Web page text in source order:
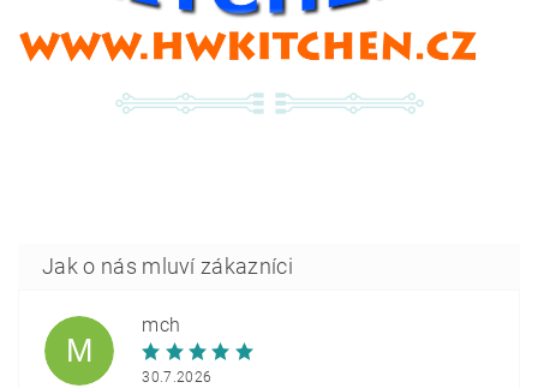
M
mch
30.7.2026